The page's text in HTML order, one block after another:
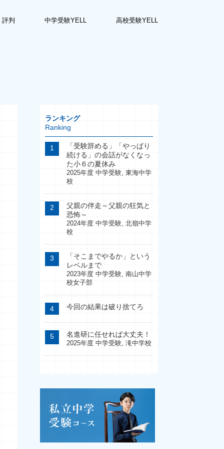
判 中学受験YELL 高校受験YELL
ランキング
Ranking
「受験辞める」「やっぱり
続ける」の会話がなくなっ
た小６の夏休み
2025年度 中学受験, 東海中学
校
父親の伴走～父親の狂気と
恐怖～
2024年度 中学受験, 北嶺中学
校
「そこまでやるか」という
レベルまで
2023年度 中学受験, 南山中学
校女子部
今回の結果は破り捨てろ
名進研に任せれば大丈夫！
2025年度 中学受験, 滝中学校